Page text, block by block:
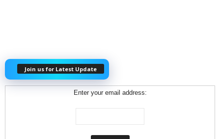
Join us for Latest Update
Enter your email address: